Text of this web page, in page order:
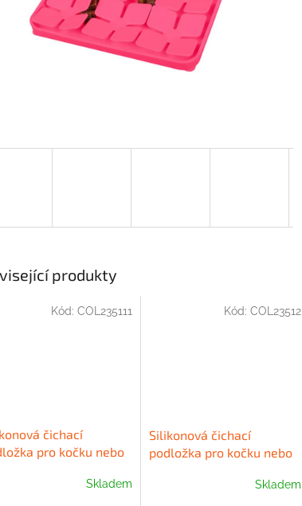
produkty
čichací
pro kočku nebo
Skladem
Kód: COL235111
Silikonová čichací
podložka pro kočku nebo
Skladem
Kód: COL23512